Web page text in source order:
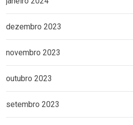
dezembro 2023
novembro 2023
outubro 2023
setembro 2023